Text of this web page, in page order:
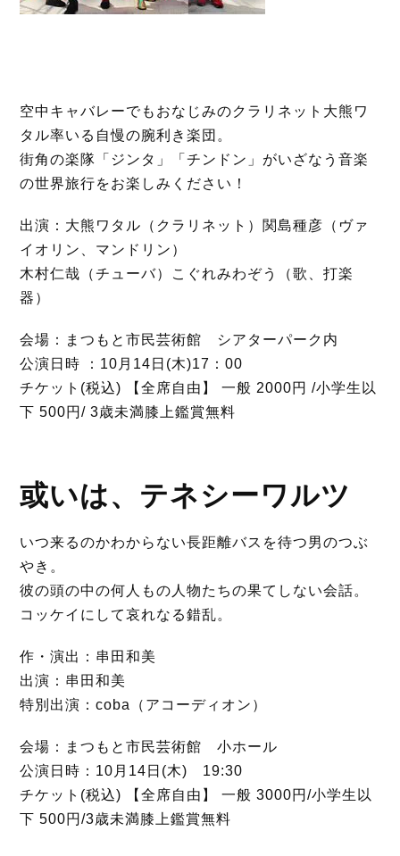
空中キャバレーでもおなじみのクラリネット大熊ワ
タル率いる自慢の腕利き楽団。
街角の楽隊「ジンタ」「チンドン」がいざなう音楽
の世界旅行をお楽しみください！
出演：大熊ワタル（クラリネット）関島種彦（ヴァ
イオリン、マンドリン）
木村仁哉（チューバ）こぐれみわぞう（歌、打楽
器）
会場：まつもと市民芸術館 シアターパーク内
公演日時 ：10月14日(木)17：00
チケット(税込) 【全席自由】 一般 2000円 /小学生以
下 500円/ 3歳未満膝上鑑賞無料
或いは、テネシーワルツ
いつ来るのかわからない長距離バスを待つ男のつぶ
やき。
彼の頭の中の何人もの人物たちの果てしない会話。
コッケイにして哀れなる錯乱。
作・演出：串田和美
出演：串田和美
特別出演：coba（アコーディオン）
会場：まつもと市民芸術館 小ホール
公演日時：10月14日(木) 19:30
チケット(税込) 【全席自由】 一般 3000円/小学生以
下 500円/3歳未満膝上鑑賞無料